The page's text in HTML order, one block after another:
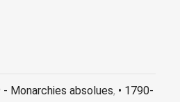
- Monarchies absolues, • 1790-